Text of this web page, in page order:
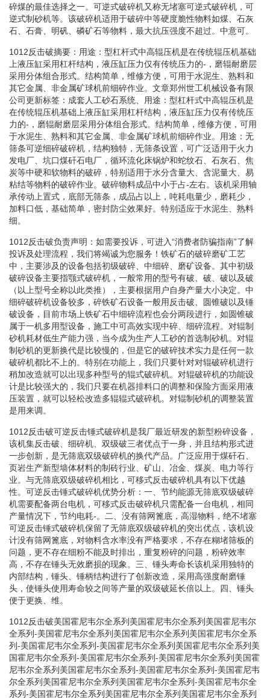
碎煤的最佳选择之一。可逆式破碎机又称无堵塞可逆式破碎机，可
逆式制砂机等。该破碎机适用于破碎中等硬度脆性物料如煤、石灰
石、石膏、明矾、磷矿石等物料，最大抗压强度不超过。中意可。
1012反击破摘要：用途：型杠杆式中高辊压机是在传统辊压机基础
上液压缸采用杠杆结构，液压缸压力仅有传统压力的-，磨辊耐磨层
采用分体组合形式。结构简单，维修方便，可用于水泥生、熟料和
其它金属、非金属矿球机前细碎作业。文章郑州世工机械设备有限
公司更新标签：成套人工砂石系统、用途：型杠杆式中高辊压机是
在传统辊压机基础上液压缸采用杠杆结构，液压缸压力仅有传统压
力的-，磨辊耐磨层采用分体组合形式。结构简单，维修方便，可用
于水泥生、熟料和其它金属、非金属矿球机前细碎作业。用途：无
筛条可逆细碎破碎机，结构独特，无筛条设置，可广泛适用于火力
发电厂、坑口煤矸石电厂，循环流化床锅炉和蛇纹石、石灰石、焦
炭等中硬和软物料的破碎，特别适用于水分含量大、含泥量大、易
粘结等物料的破碎作业。破碎物料成品中小于占-左右。该机采用轴
承传动上置式，底部无筛条，成品占以上，吨耗电量少，磨耗少，
加料口低，基础简单，密封防尘效果好。特别适应于水泥生、熟料
细。
1012反击破负责声明：如需要投诉，可进入“消费者防骗指南”了解
投诉及处理流程，我们将竭诚为您服务！铁矿石的破碎磨矿工艺
中，主要涉及的设备包括初级破碎、中细碎、磨矿设备。其中初级
破碎设备主要指颚式破碎机，一般常用的型号有破、破、破以及破
（以上型号全称以此类推），主要根据用户自身产量大小决定。中
细碎破碎机设备较多，碎铁矿石设备一般用反击破、圆锥破以及锤
破设备，目前市场上铁矿石中细碎流程也会分两段进行，如圆锥破
属于一机多用型设备，施工中可高效实现中碎、细碎流程。对辊制
砂机耗材低生产能力强，当今成为生产人工砂的首选制砂机。对辊
制砂机的更新换代是比较慢的，但是它的破碎技术实力是任何一款
破碎机都比不上的。特别在功能上，我们只要针对对辊破碎机进行
稍加改造就可以出现多种型号的辊式破碎机。对辊破碎机的功能设
计是比较强大的，我们只要在机器排料口的调整和保险方面采用液
压装置，就可以轻松改造多辊辊式破碎机。对辊制砂机的调整装置
是用来调。
1012反击破可逆反击锤式破碎机是我厂最近研发的新型粉碎设备，
该机集反击破、细碎机、双级破三者优点于一身，并且结构形式进
一步创新，是无筛底双级破碎机的换代产品。广泛应用于煤矸石、
页岩生产新型墙体材料的制砖行业、矿山、冶金、煤炭、电力等行
业。与无筛底双级破碎机相比，可移式反击破碎机具有以下优越
性。可逆反击锤式破碎机优势分析：一、节约能源无筛底双级破碎
机需要配备两台电机，可移式反击破碎机只需配备一台电机，相同
产量情况下，节约电耗-。二、没有筛网篦底，高湿物料，绝不堵塞
可逆反击锤式破碎机保留了无筛底双级破碎机的突出优点，该机设
计没有筛网篦底，对物料含水率没有严格要求，不存在糊堵筛板的
问题，更不存在细粉不能及时排出，重复粉碎的问题，粉碎效率
高，不存在锤头无效磨损的现象。三、锤头寿命长该机采用独特的
内部结构，锤头、锤柄结构进行了创新改造，采用高强度耐磨锤
头，使锤头使用寿命较之间等产量的双级破延长倍以上。四、锤头
便于更换、维。
1012反击破美国霍尼韦尔全系列美国霍尼韦尔全系列美国霍尼韦尔
全系列-美国霍尼韦尔全系列美国霍尼韦尔全系列美国霍尼韦尔全系
列-美国霍尼韦尔全系列-美国霍尼韦尔全系列美国霍尼韦尔全系列美
国霍尼韦尔全系列-美国霍尼韦尔全系列-美国霍尼韦尔全系列美国霍
尼韦尔全系列美国霍尼韦尔全系列-美国霍尼韦尔全系列-美国霍尼韦
尔全系列美国霍尼韦尔全系列美国霍尼韦尔全系列-美国霍尼韦尔全
系列-美国霍尼韦尔全系列美国霍尼韦尔全系列美国霍尼韦尔全系列